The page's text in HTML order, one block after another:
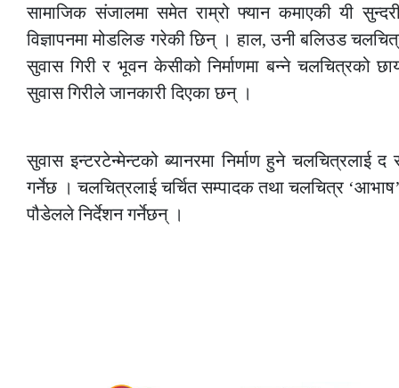
सामाजिक संजालमा समेत राम्रो फ्यान कमाएकी यी
विज्ञापनमा मोडलिङ गरेकी छिन् । हाल, उनी बलिउड
सुवास गिरी र भूवन केसीको निर्माणमा बन्ने चलचित्रको
सुवास गिरीले जानकारी दिएका छन् ।
सुवास इन्टरटेन्मेन्टको ब्यानरमा निर्माण हुने चलचित्रलाई
गर्नेछ । चलचित्रलाई चर्चित सम्पादक तथा चलचित्र
पौडेलले निर्देशन गर्नेछन् ।